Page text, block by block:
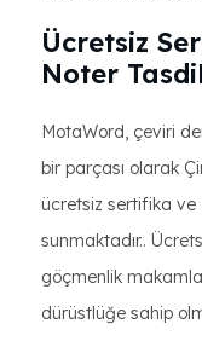
Ücretsiz
Noter
MotaWord, çeviri
bir parçası olarak
ücretsiz sertifika
sunmaktadır..
göçmenlik
dürüstlüğe sahip